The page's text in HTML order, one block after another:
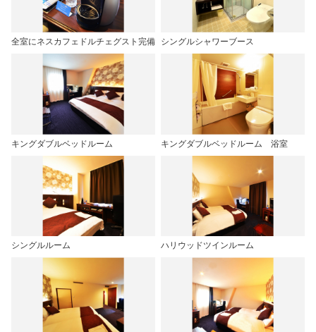
全室にネスカフェドルチェグスト完備 シングルシャワーブース
キングダブルベッドルーム キングダブルベッドルーム 浴室
シングルルーム ハリウッドツインルーム